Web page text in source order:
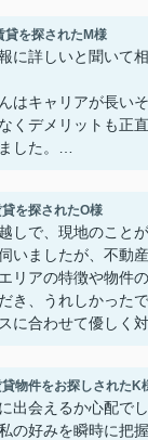
貸を探されたM様
に詳しいと聞いて
はキャリアが長い
くデメリットも正
した。
を探されたO様
しで、現地のこと
いましたが、不動
リアの特徴や物件
き、うれしかったで
に合わせて優しく
ます。安達さん、
物件をお探しされたK
出会えるか心配で
の好みを瞬時に把